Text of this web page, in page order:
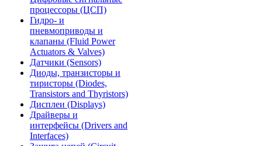
процессоры (ЦСП)
Гидро- и
пневмоприводы и
клапаны (Fluid Power
Actuators & Valves)
Датчики (Sensors)
Диоды, транзисторы и
тиристоры (Diodes,
Transistors and Thyristors)
Дисплеи (Displays)
Драйверы и
интерфейсы (Drivers and
Interfaces)